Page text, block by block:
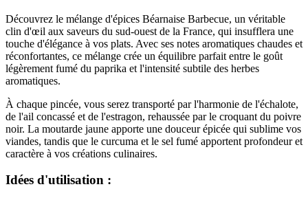
Découvrez le mélange d'épices Béarnaise Barbecue, un véritable
clin d'œil aux saveurs du sud-ouest de la France, qui insufflera une
touche d'élégance à vos plats. Avec ses notes aromatiques chaudes et
réconfortantes, ce mélange crée un équilibre parfait entre le goût
légèrement fumé du paprika et l'intensité subtile des herbes
aromatiques.
À chaque pincée, vous serez transporté par l'harmonie de l'échalote,
de l'ail concassé et de l'estragon, rehaussée par le croquant du poivre
noir. La moutarde jaune apporte une douceur épicée qui sublime vos
viandes, tandis que le curcuma et le sel fumé apportent profondeur et
caractère à vos créations culinaires.
Idées d'utilisation :